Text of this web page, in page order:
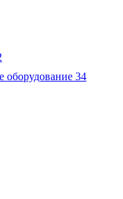
оборудование 34